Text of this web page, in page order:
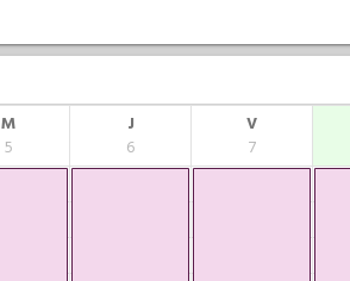
M
5
J
6
V
7